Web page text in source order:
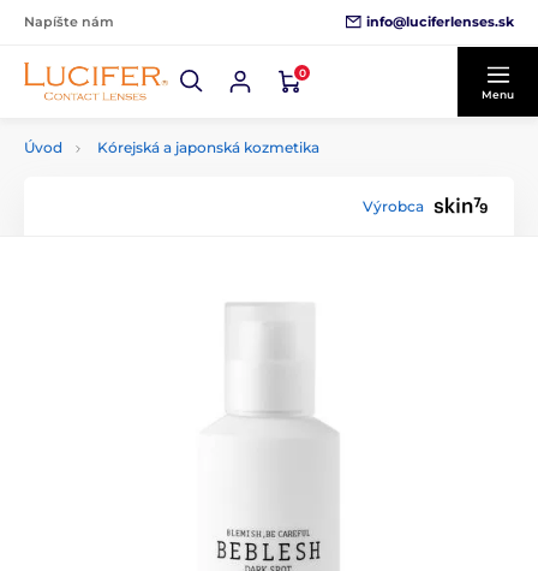
Napíšte nám info@luciferlenses.sk
0
Menu
Úvod Kórejská a japonská kozmetika
Výrobca